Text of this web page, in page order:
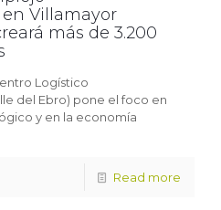
Villamayor
más de 3.200
Logístico
del Ebro) pone el foco en
y en la economía
Read more